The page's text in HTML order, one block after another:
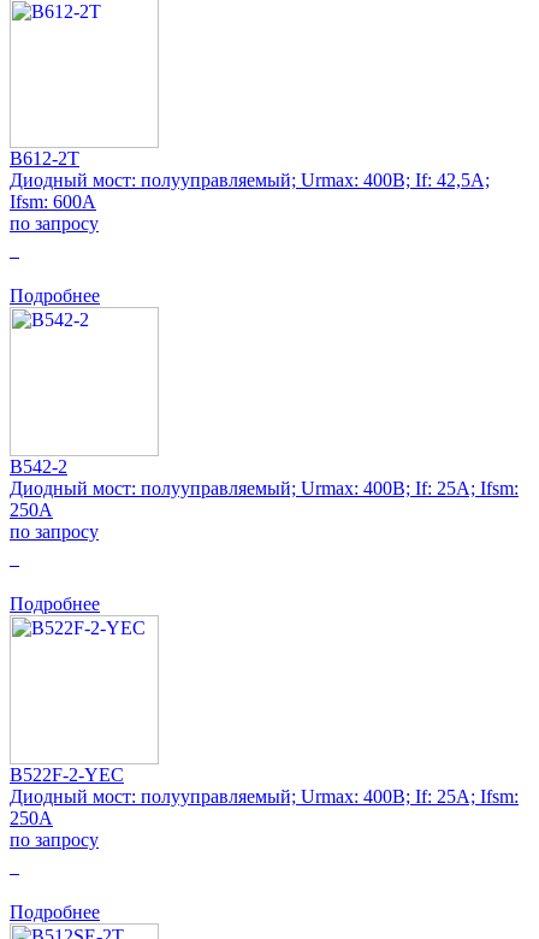
B612-2T
Диодный мост: полууправляемый; Urmax: 400В; If: 42,5А;
Ifsm: 600А
по запросу
Подробнее
B542-2
Диодный мост: полууправляемый; Urmax: 400В; If: 25А; Ifsm:
250А
по запросу
Подробнее
B522F-2-YEC
Диодный мост: полууправляемый; Urmax: 400В; If: 25А; Ifsm:
250А
по запросу
Подробнее